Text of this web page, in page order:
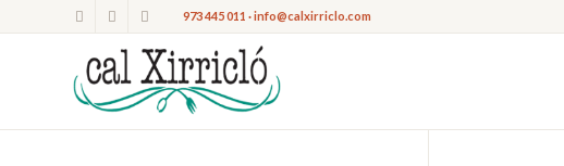
973 445 011 · info@calxirriclo.com